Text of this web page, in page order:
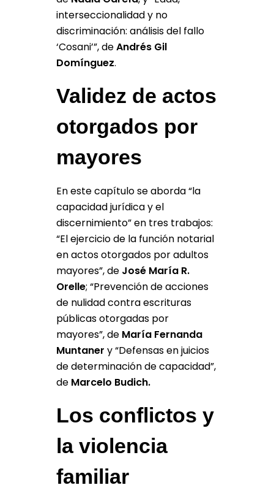
interseccionalidad y no
discriminación: análisis del fallo
‘Cosani’”, deAndrés Gil
Domínguez.
Validez de actos
otorgados por
mayores
En este capítulo se aborda “la
capacidad jurídica y el
discernimiento” en tres trabajos:
“El ejercicio de la función notarial
en actos otorgados por adultos
mayores”, de José María R.
Orelle; “Prevención de acciones
de nulidad contra escrituras
públicas otorgadas por
mayores”, de María Fernanda
Muntaner y “Defensas en juicios
de determinación de capacidad”,
deMarcelo Budich.
Los conflictos y
la violencia
familiar